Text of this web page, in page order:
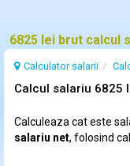
6825 lei brut calcul
Calculator salarii
Calcul salariu 6825
Calculeaza cat este
salariu net, folosind